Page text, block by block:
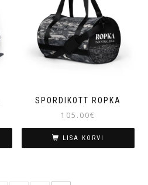
SPORDIKOTT ROPKA
105.00€
LISA KORVI